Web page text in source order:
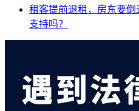
租客提前退租，房东要
支持吗？